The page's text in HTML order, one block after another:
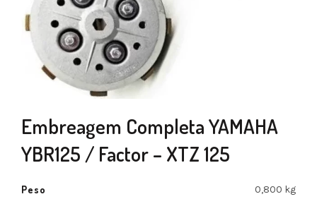
Embreagem Completa YAMAHA
YBR125 / Factor – XTZ 125
Peso 0,800 kg